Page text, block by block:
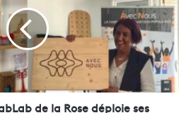
de la Rose déploie ses